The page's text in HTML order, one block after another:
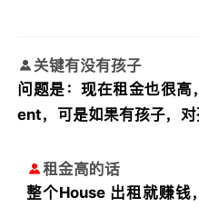
关键有没有孩子
问题是：现在租金也很
ent，可是如果有孩子，
租金高的话
整个House 出租就赚钱